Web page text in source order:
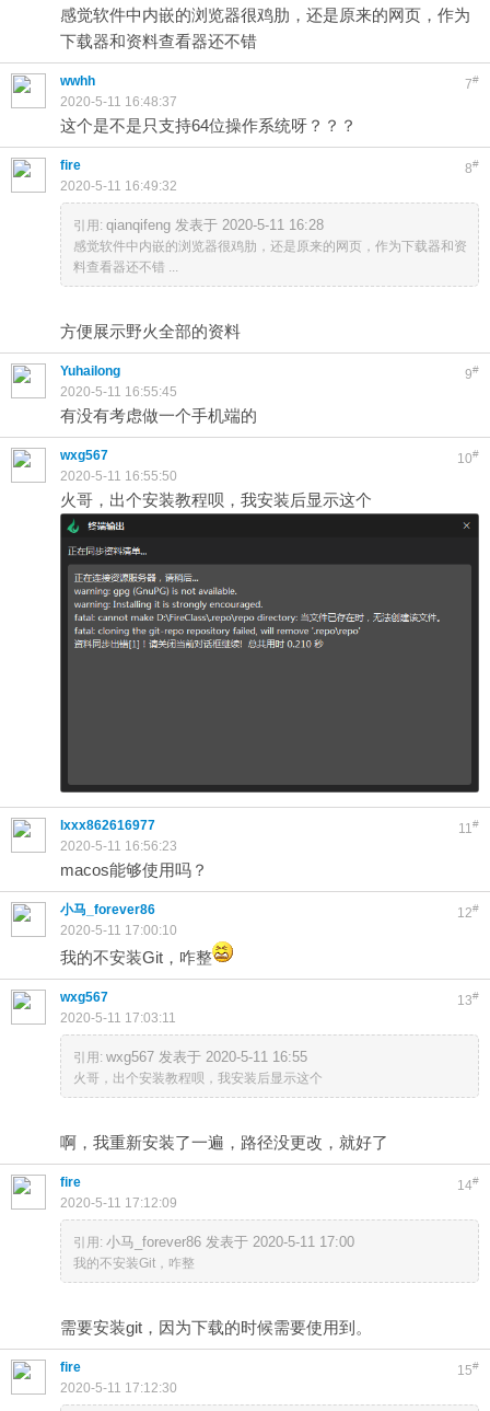
感觉软件中内嵌的浏览器很鸡肋，还是原来的网页，作为
下载器和资料查看器还不错
7#
wwhh
2020-5-11 16:48:37
这个是不是只支持64位操作系统呀？？？
8#
fire
2020-5-11 16:49:32
引用: qianqifeng 发表于 2020-5-11 16:28
感觉软件中内嵌的浏览器很鸡肋，还是原来的网页，作为下载器和资
料查看器还不错 ...
方便展示野火全部的资料
9#
Yuhailong
2020-5-11 16:55:45
有没有考虑做一个手机端的
10#
wxg567
2020-5-11 16:55:50
火哥，出个安装教程呗，我安装后显示这个
11#
lxxx862616977
2020-5-11 16:56:23
macos能够使用吗？
12#
小马_forever86
2020-5-11 17:00:10
我的不安装Git，咋整
13#
wxg567
2020-5-11 17:03:11
引用: wxg567 发表于 2020-5-11 16:55
火哥，出个安装教程呗，我安装后显示这个
啊，我重新安装了一遍，路径没更改，就好了
14#
fire
2020-5-11 17:12:09
引用: 小马_forever86 发表于 2020-5-11 17:00
我的不安装Git，咋整
需要安装git，因为下载的时候需要使用到。
15#
fire
2020-5-11 17:12:30